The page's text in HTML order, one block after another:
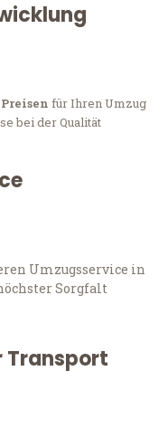
für Ihren Umzug
bei der Qualität
Umzugsservice in
Sorgfalt
Transport